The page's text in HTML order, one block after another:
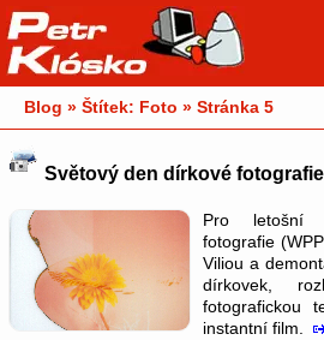
Blog » Štítek: Foto » Stránka 5
Světový den dírkové
Pro letošní
fotografie
Viliou a
dírkovek,
fotografickou
instantní film.